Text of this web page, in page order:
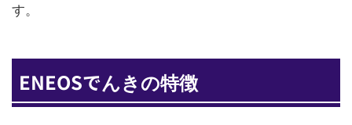
す。
ENEOSでんきの特徴